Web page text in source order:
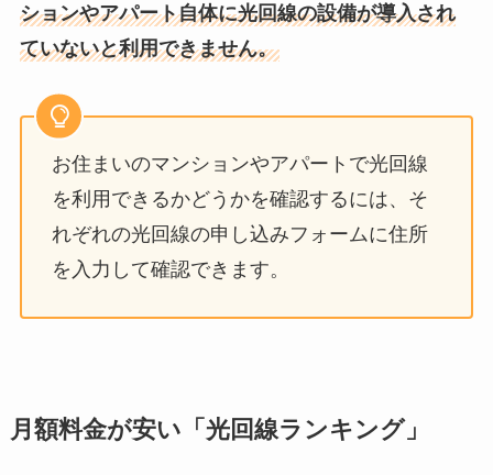
ションやアパート自体に光回線の設備が導入され
ていないと利用できません。
お住まいのマンションやアパートで光回線
を利用できるかどうかを確認するには、そ
れぞれの光回線の申し込みフォームに住所
を入力して確認できます。
月額料金が安い「光回線ランキング」